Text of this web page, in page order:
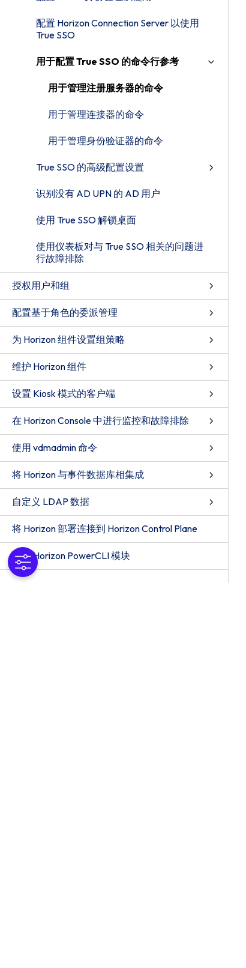
配置 Horizon Connection Server 以使用
True SSO
用于配置 True SSO 的命令行参考
用于管理注册服务器的命令
用于管理连接器的命令
用于管理身份验证器的命令
True SSO 的高级配置设置
识别没有 AD UPN 的 AD 用户
使用 True SSO 解锁桌面
使用仪表板对与 True SSO 相关的问题进
行故障排除
授权用户和组
配置基于角色的委派管理
为 Horizon 组件设置组策略
维护 Horizon 组件
设置 Kiosk 模式的客户端
在 Horizon Console 中进行监控和故障排除
使用 vdmadmin 命令
将 Horizon 与事件数据库相集成
自定义 LDAP 数据
将 Horizon 部署连接到 Horizon Control Plane
使用 Horizon PowerCLI 模块